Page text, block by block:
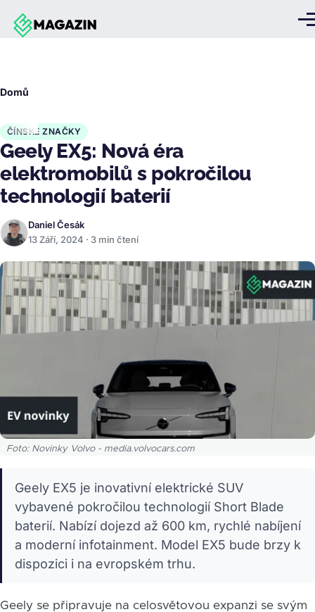
Přejít k hlavnímu obsahu
Domů
ČÍNSKÉ ZNAČKY
Geely EX5: Nová éra
elektromobilů s pokročilou
technologií baterií
Daniel Česák
13 Září, 2024 · 3 min čtení
Foto: Novinky Volvo - media.volvocars.com
Geely EX5 je inovativní elektrické SUV
vybavené pokročilou technologií Short Blade
baterií. Nabízí dojezd až 600 km, rychlé nabíjení
a moderní infotainment. Model EX5 bude brzy k
dispozici i na evropském trhu.
Geely se připravuje na celosvětovou expanzi se svým